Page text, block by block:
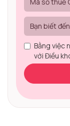
Bằng việc
với Điều